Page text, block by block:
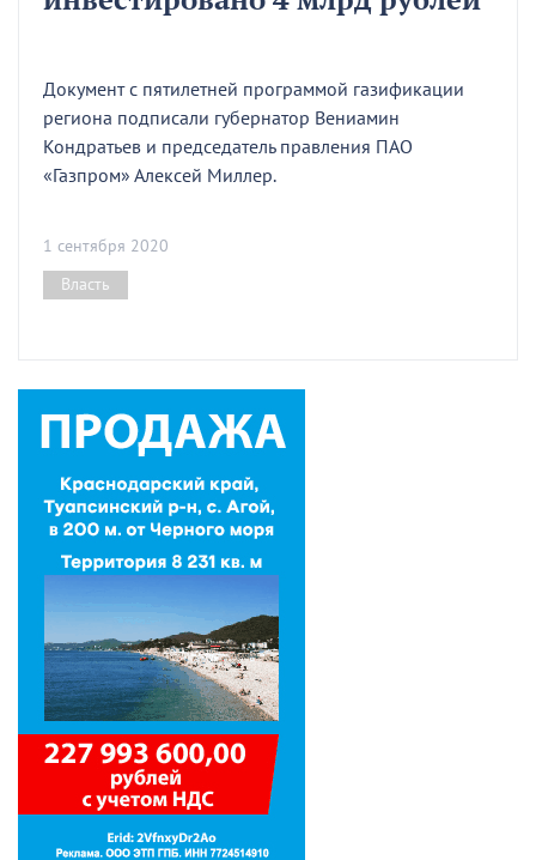
1 сентября 2020
Документ с пятилетней программой газификации
региона подписали губернатор Вениамин
Кондратьев и председатель правления ПАО
«Газпром» Алексей Миллер.
Власть